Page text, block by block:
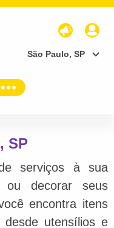
São Paulo, SP
SP
serviços à sua
ou decorar seus
encontra itens
desde utensílios e